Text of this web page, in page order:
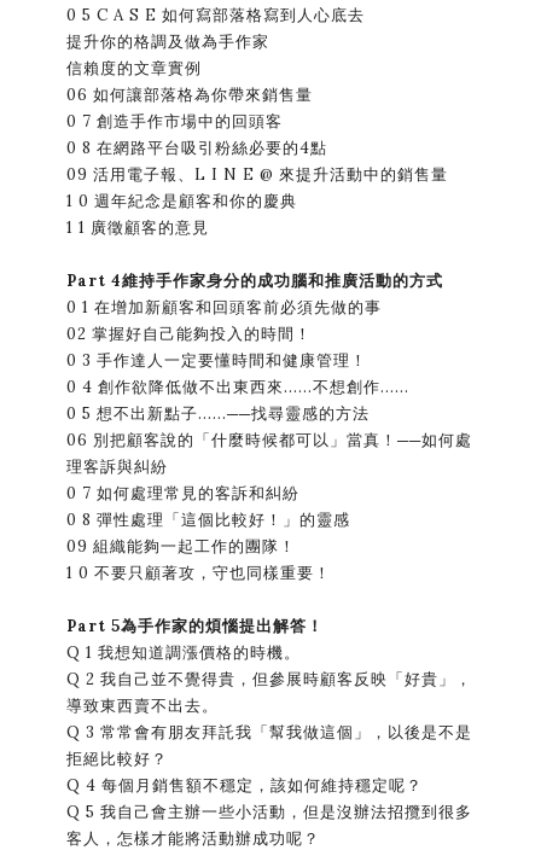
0 5 C A S E 如何寫部落格寫到人心底去
提升你的格調及做為手作家
信賴度的文章實例
06 如何讓部落格為你帶來銷售量
0 7 創造手作市場中的回頭客
0 8 在網路平台吸引粉絲必要的4點
09 活用電子報、L I N E @ 來提升活動中的銷售量
1 0 週年紀念是顧客和你的慶典
1 1 廣徵顧客的意見
Part 4維持手作家身分的成功腦和推廣活動的方式
0 1 在增加新顧客和回頭客前必須先做的事
02 掌握好自己能夠投入的時間！
0 3 手作達人一定要懂時間和健康管理！
0 4 創作欲降低做不出東西來……不想創作……
0 5 想不出新點子……──找尋靈感的方法
06 別把顧客說的「什麼時候都可以」當真！──如何處
理客訴與糾紛
0 7 如何處理常見的客訴和糾紛
0 8 彈性處理「這個比較好！」的靈感
09 組織能夠一起工作的團隊！
1 0 不要只顧著攻，守也同樣重要！
Part 5為手作家的煩惱提出解答！
Q 1 我想知道調漲價格的時機。
Q 2 我自己並不覺得貴，但參展時顧客反映「好貴」，
導致東西賣不出去。
Q 3 常常會有朋友拜託我「幫我做這個」，以後是不是
拒絕比較好？
Q 4 每個月銷售額不穩定，該如何維持穩定呢？
Q 5 我自己會主辦一些小活動，但是沒辦法招攬到很多
客人，怎樣才能將活動辦成功呢？